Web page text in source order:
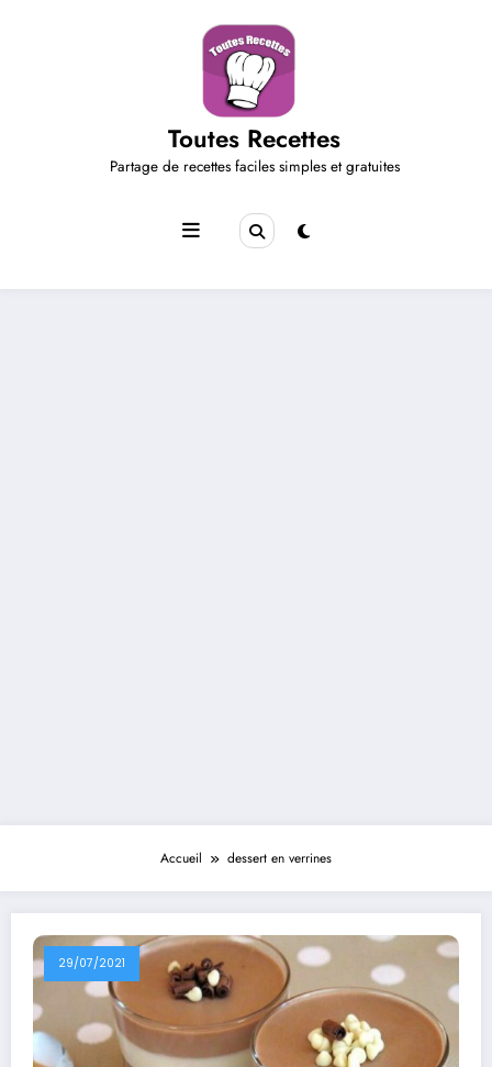
Toutes Recettes
Partage de recettes faciles simples et gratuites
Accueil dessert en verrines
29/07/2021